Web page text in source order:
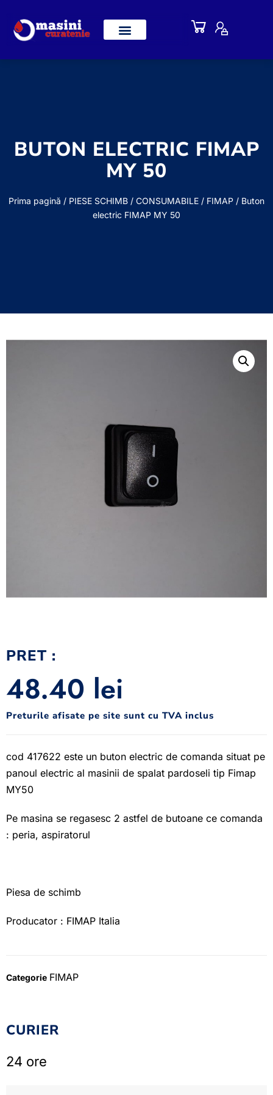
BUTON ELECTRIC FIMAP
MY 50
Prima pagină / PIESE SCHIMB / CONSUMABILE / FIMAP / Buton
electric FIMAP MY 50
PRET :
48.40 lei
Preturile afisate pe site sunt cu TVA inclus
cod 417622 este un buton electric de comanda situat pe
panoul electric al masinii de spalat pardoseli tip Fimap
MY50
Pe masina se regasesc 2 astfel de butoane ce comanda
: peria, aspiratorul
Piesa de schimb
Producator : FIMAP Italia
Categorie FIMAP
CURIER
24 ore